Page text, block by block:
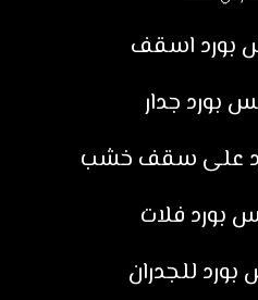
بورد اسقف
بورد جدار
على سقف خشب
بورد فلات
للجدران